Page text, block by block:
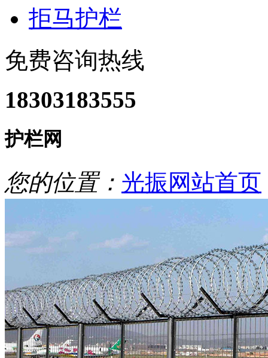
拒马护栏
免费咨询热线
18303183555
护栏网
您的位置： 光振网站首页